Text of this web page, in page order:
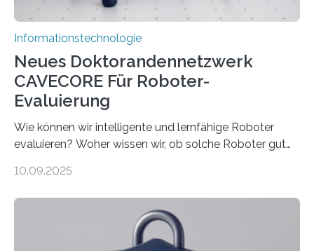
Informationstechnologie
Neues Doktorandennetzwerk
CAVECORE Für Roboter-
Evaluierung
Wie können wir intelligente und lernfähige Roboter
evaluieren? Woher wissen wir, ob solche Roboter gut
sich CAVECORE – ein neues Marie Skłodowska-Curie
koordiniert wird. Ab dem 1. September werden sich
über einen Zeitraum von vier Jahren insgesamt 15
Promovierende im Rahmen von CAVECORE mit
10.09.2025